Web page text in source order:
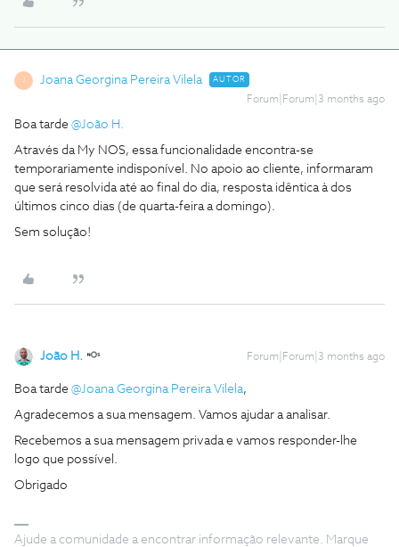
J Joana Georgina Pereira Vilela AUTOR
Forum|Forum|3 months ago
Boa tarde ​ @João H.
Através da My NOS, essa funcionalidade encontra-se
temporariamente indisponível. No apoio ao cliente, informaram
que será resolvida até ao final do dia, resposta idêntica à dos
últimos cinco dias (de quarta-feira a domingo).
Sem solução!
João H. Forum|Forum|3 months ago
Boa tarde ​ @Joana Georgina Pereira Vilela,
Agradecemos a sua mensagem. Vamos ajudar a analisar.
Recebemos a sua mensagem privada e vamos responder-lhe
logo que possível.
Obrigado
Ajude a comunidade a encontrar informação relevante. Marque